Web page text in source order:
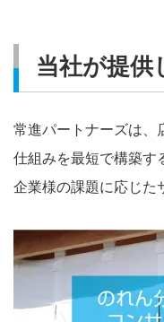
当社が提供
常進パートナーズは、
仕組みを最短で構築す
企業様の課題に応じた